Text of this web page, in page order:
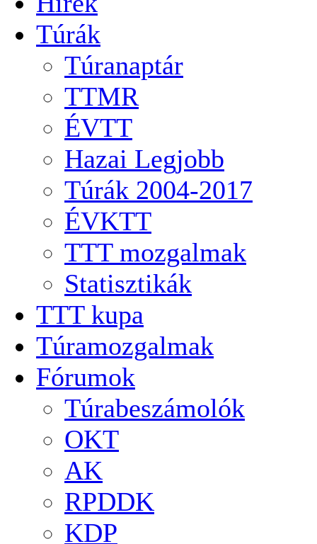
Túrák
Túranaptár
TTMR
ÉVTT
Hazai Legjobb
Túrák 2004-2017
ÉVKTT
TTT mozgalmak
Statisztikák
TTT kupa
Túramozgalmak
Fórumok
Túrabeszámolók
OKT
AK
RPDDK
KDP